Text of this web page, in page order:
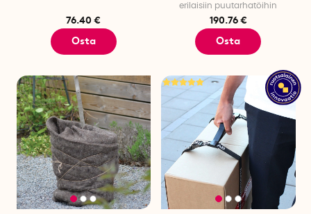
76.40 €
Osta
erilaisiin puutarhatöihin
190.76 €
Osta